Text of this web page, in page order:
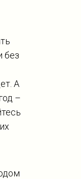
без
А
–